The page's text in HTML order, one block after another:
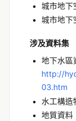
城市地下
城市地下
涉及資料集
地下水區
http://
03.htm
水工構造
地質資料